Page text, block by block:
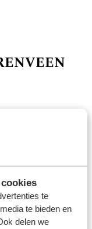
te
te bieden en
delen we